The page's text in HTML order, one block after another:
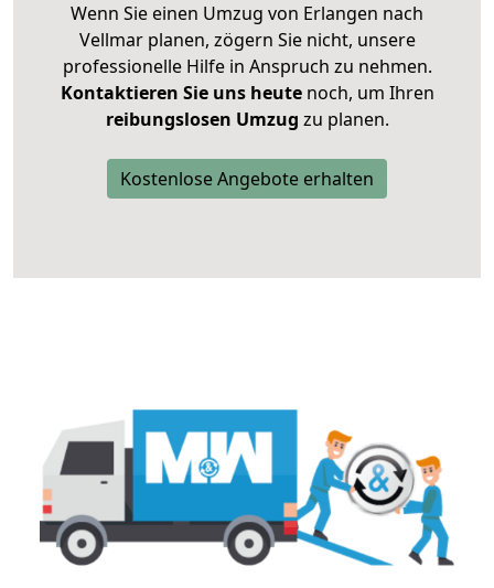
Wenn Sie einen Umzug von Erlangen nach
Vellmar planen, zögern Sie nicht, unsere
professionelle Hilfe in Anspruch zu nehmen.
Kontaktieren Sie uns heutenoch, um Ihren
reibungslosen Umzug zu planen.
Kostenlose Angebote erhalten